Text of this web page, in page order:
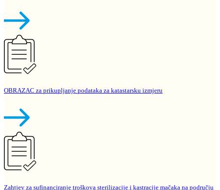
OBRAZAC za prikupljanje podataka za katastarsku izmjeru
Zahtjev za sufinanciranje troškova sterilizacije i kastracije mačaka na području